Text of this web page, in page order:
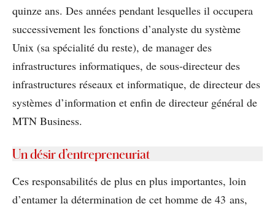
quinze ans. Des années pendant lesquelles il occupera
successivement les fonctions d’analyste du système
Unix (sa spécialité du reste), de manager des
infrastructures informatiques, de sous-directeur des
infrastructures réseaux et informatique, de directeur des
systèmes d’information et enfin de directeur général de
MTN Business.
Un désir d’entrepreneuriat
Ces responsabilités de plus en plus importantes, loin
d’entamer la détermination de cet homme de 43 ans,